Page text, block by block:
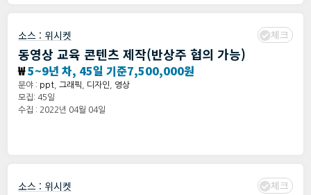
소스 : 위시켓 체크
동영상 교육 콘텐츠 제작(반상주 협의 가능)
₩5~9년 차, 45일 기준7,500,000원
분야 : ppt 그래픽 디자인
영상
모집: 45일
수집 : 2022년 04월 04일
소스 : 위시켓 체크